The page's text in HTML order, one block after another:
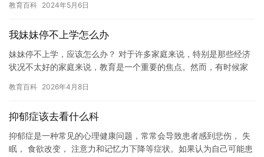
关键…
教育百科 2024年5月6日
我妹妹停不上学怎么办
妹妹停不上学，应该怎么办？ 对于许多家庭来说，特别是那些经济
状况不太好的家庭来说，教育是一个重要的焦点。然而，有时候家
该怎…
教育百科 2026年4月8日
抑郁症该去看什么科
抑郁症是一种常见的心理健康问题，常常会导致患者感到悲伤， 失
眠， 食欲改变， 注意力和记忆力下降等症状。如果认为自己可能患